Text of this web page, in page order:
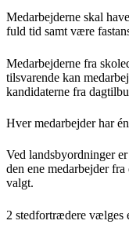
Medarbejderne skal
fuld tid samt være
Medarbejderne fra
tilsvarende kan
kandidaterne fra
Hver medarbejder har
Ved landsbyordninger
den ene medarbejder
valgt.
2 stedfortrædere vælges